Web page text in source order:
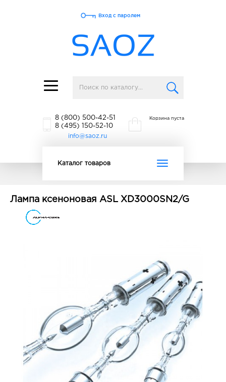
Toggle
navigation
Вход с паролем
8 (800) 500-42-51
8 (495) 150-52-10
info@saoz.ru
Корзина пуста
Toggle
Каталог товаров
Лампа ксеноновая ASL XD3000SN2/G